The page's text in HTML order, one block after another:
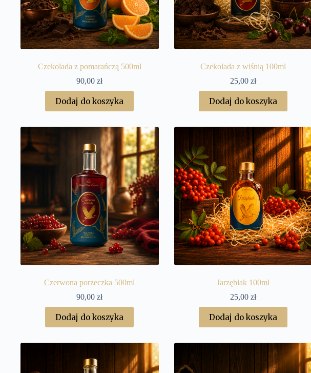
Czekolada z pomarańczą 500ml
90,00zł
Dodaj do koszyka
Czekolada z wiśnią 100ml
25,00zł
Dodaj do koszyka
Czerwona porzeczka 500ml
90,00zł
Dodaj do koszyka
Jarzębiak 100ml
25,00zł
Dodaj do koszyka